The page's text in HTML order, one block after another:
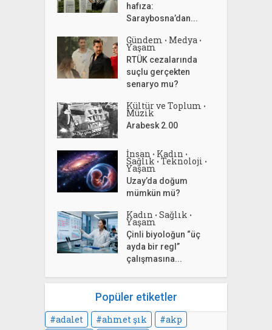
hafıza:
Saraybosna’dan...
Gündem • Medya •
Yaşam
RTÜK cezalarında
suçlu gerçekten
senaryo mu?
Kültür ve Toplum •
Müzik
Arabesk 2.00
İnsan • Kadın •
Sağlık • Teknoloji •
Yaşam
Uzay’da doğum
mümkün mü?
Kadın • Sağlık •
Yaşam
Çinli biyoloğun “üç
ayda bir regl”
çalışmasına...
Popüler etiketler
adalet ahmet şık
akp